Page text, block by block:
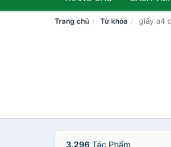
Trang chủ Từ khóa giấy a4
3.296 Tác Phẩm